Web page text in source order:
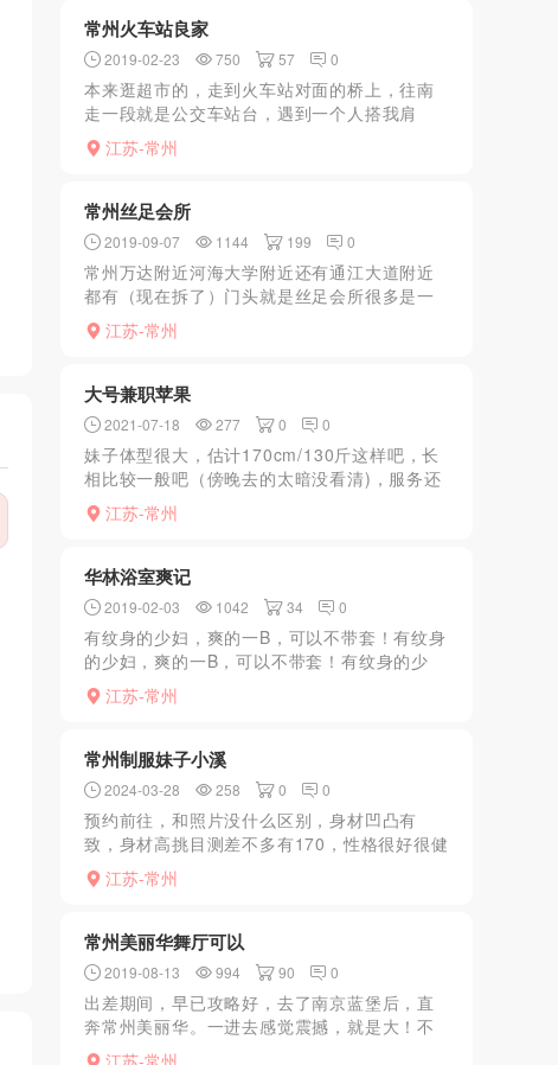
常州火车站良家
2019-02-23 750 57 0
本来逛超市的，走到火车站对面的桥上，往南
走一段就是公交车站台，遇到一个人搭我肩
膀，扭头看见一中年妇女挎一小包，问我小
哥，需要小妹妹吗，没有听清楚，问她她说什
江苏-常州
常州丝足会所
2019-09-07 1144 199 0
常州万达附近河海大学附近还有通江大道附近
都有（现在拆了）门头就是丝足会所很多是一
个老板基本套路一样299手推
399xiongtui599kb冲凉调情丝袜质量很差不过
江苏-常州
大号兼职苹果
2021-07-18 277 0 0
妹子体型很大，估计170cm/130斤这样吧，长
相比较一般吧（傍晚去的太暗没看清)，服务还
不错，会穿情趣内衣高跟鞋。喜欢大体格的ly可
以去试试，完了还给了瓶饮料，态度挺好的
江苏-常州
华林浴室爽记
2019-02-03 1042 34 0
有纹身的少妇，爽的一B，可以不带套！有纹身
的少妇，爽的一B，可以不带套！有纹身的少
妇，爽的一B，可以不带套！有纹身的少妇，爽
的一B，可以不带套！有纹身的少妇，爽的一
江苏-常州
常州制服妹子小溪
2024-03-28 258 0 0
预约前往，和照片没什么区别，身材凹凸有
致，身材高挑目测差不多有170，性格很好很健
谈，进门聊了几句就开始和我一起共浴，洗的
比较细心，洗完问我穿哪种制服，我选择了JK
江苏-常州
常州美丽华舞厅可以
2019-08-13 994 90 0
出差期间，早已攻略好，去了南京蓝堡后，直
奔常州美丽华。一进去感觉震撼，就是大！不
一样。两个大舞池。WN也特别多。至少200以
江苏-常州